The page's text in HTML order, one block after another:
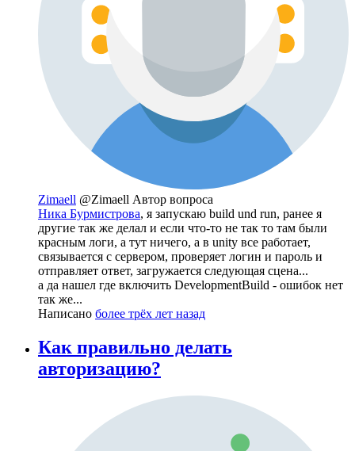
Zimaell @Zimaell Автор вопроса
Ника Бурмистрова, я запускаю build und run, ранее я
другие так же делал и если что-то не так то там были
красным логи, а тут ничего, а в unity все работает,
связывается с сервером, проверяет логин и пароль и
отправляет ответ, загружается следующая сцена...
а да нашел где включить DevelopmentBuild - ошибок нет
так же...
Написано более трёх лет назад
Как правильно делать
авторизацию?